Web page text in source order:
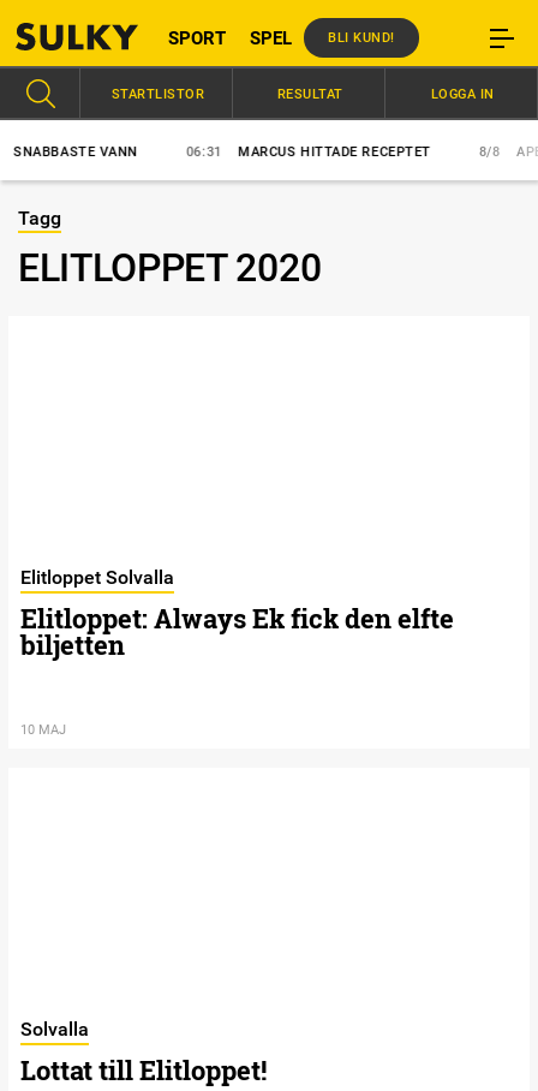
SPORT SPEL BLI KUND!
VANN 06:31 MARCUS HITTADE RECEPTET APEX
STARTLISTOR RESULTAT LOGGA IN
Tagg
ELITLOPPET 2020
Elitloppet Solvalla
Elitloppet: Always Ek fick den elfte
biljetten
10 MAJ
Solvalla
Lottat till Elitloppet!